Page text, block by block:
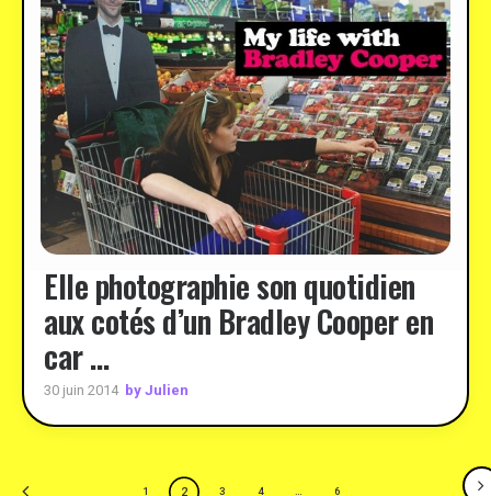
Elle photographie son quotidien
aux cotés d’un Bradley Cooper en
car …
30 juin 2014 by Julien
1 2 3 4 6